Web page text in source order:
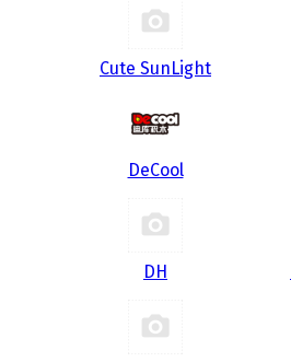
Cute SunLight
DeCool
DH